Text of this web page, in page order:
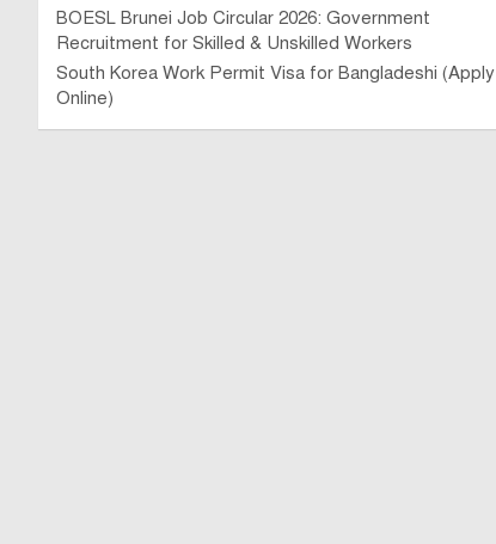
BOESL Brunei Job Circular 2026: Government
Recruitment for Skilled & Unskilled Workers
South Korea Work Permit Visa for Bangladeshi (Apply
Online)